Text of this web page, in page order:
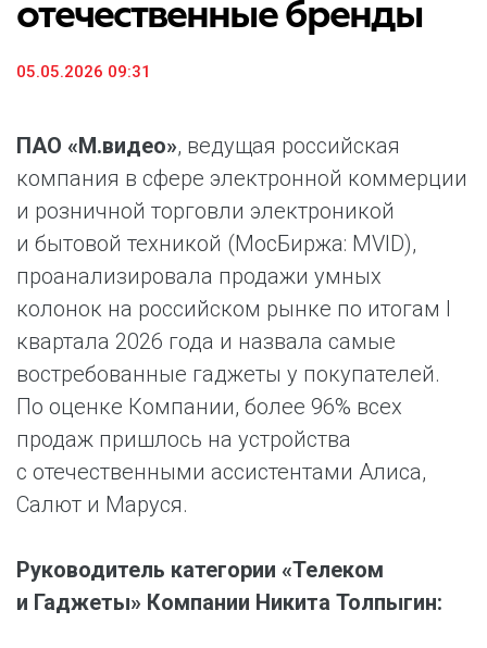
отечественные бренды
05.05.2026 09:31
ПАО «М.видео», ведущая российская
компания в сфере электронной коммерции
и розничной торговли электроникой
и бытовой техникой (МосБиржа: MVID),
проанализировала продажи умных
колонок на российском рынке по итогам I
квартала 2026 года и назвала самые
востребованные гаджеты у покупателей.
По оценке Компании, более 96% всех
продаж пришлось на устройства
с отечественными ассистентами Алиса,
Салют и Маруся.
Руководитель категории «Телеком
и Гаджеты» Компании Никита Толпыгин: